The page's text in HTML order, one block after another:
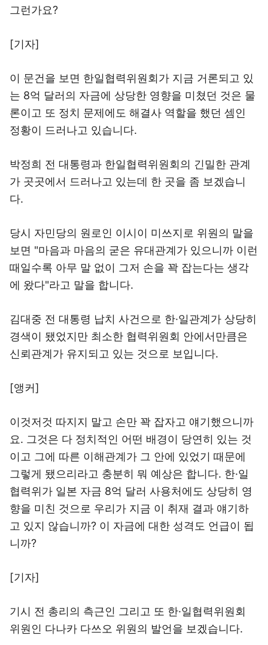
그런가요?
[기자]
이 문건을 보면 한일협력위원회가 지금 거론되고 있
는 8억 달러의 자금에 상당한 영향을 미쳤던 것은 물
론이고 또 정치 문제에도 해결사 역할을 했던 셈인
정황이 드러나고 있습니다.
박정희 전 대통령과 한일협력위원회의 긴밀한 관계
가 곳곳에서 드러나고 있는데 한 곳을 좀 보겠습니
다.
당시 자민당의 원로인 이시이 미쓰지로 위원의 말을
보면 "마음과 마음의 굳은 유대관계가 있으니까 이런
때일수록 아무 말 없이 그저 손을 꽉 잡는다는 생각
에 왔다"라고 말을 합니다.
김대중 전 대통령 납치 사건으로 한·일관계가 상당히
경색이 됐었지만 최소한 협력위원회 안에서만큼은
신뢰관계가 유지되고 있는 것으로 보입니다.
[앵커]
이것저것 따지지 말고 손만 꽉 잡자고 얘기했으니까
요. 그것은 다 정치적인 어떤 배경이 당연히 있는 것
이고 그에 따른 이해관계가 그 안에 있었기 때문에
그렇게 됐으리라고 충분히 뭐 예상은 합니다. 한·일
협력위가 일본 자금 8억 달러 사용처에도 상당히 영
향을 미친 것으로 우리가 지금 이 취재 결과 얘기하
고 있지 않습니까? 이 자금에 대한 성격도 언급이 됩
니까?
[기자]
기시 전 총리의 측근인 그리고 또 한·일협력위원회
위원인 다나카 다쓰오 위원의 발언을 보겠습니다.